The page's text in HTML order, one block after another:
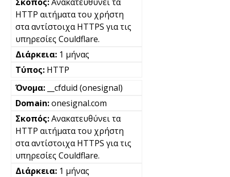
HTTP αιτήματα του χρήστη
στα αντίστοιχα HTTPS για τις
υπηρεσίες Couldflare.
1 μήνας
HTTP
__cfduid (onesignal)
onesignal.com
Ανακατευθύνει τα
HTTP αιτήματα του χρήστη
στα αντίστοιχα HTTPS για τις
υπηρεσίες Couldflare.
1 μήνας